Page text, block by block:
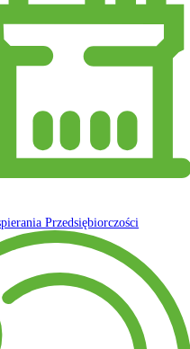
Przedsiębiorczości